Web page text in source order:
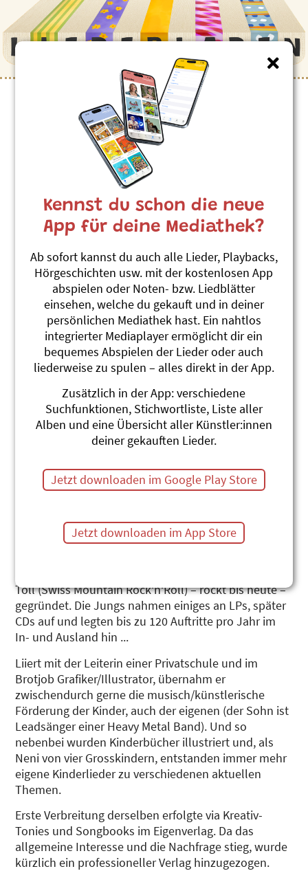
Roland Ambühl
Während sich seine Altersgenossen dem Frisieren
(*1951) das Geigenspiel bei. Dabei blieb es nicht:
Fiddle, Mandoline, Banjo, Gitarre, Blues-Harp,
weitere kamen hinzu. Mit diesem Fundus an
musikalischer Vielfalt wurden die Bands Skibbereen
Toll (Swiss Mountain Rock‘n‘Roll) – rockt bis heute –
gegründet. Die Jungs nahmen einiges an LPs, später
CDs auf und legten bis zu 120 Auftritte pro Jahr im
In- und Ausland hin ...
Liiert mit der Leiterin einer Privatschule und im
Brotjob Grafiker/Illustrator, übernahm er
zwischendurch gerne die musisch/künstlerische
Förderung der Kinder, auch der eigenen (der Sohn ist
Leadsänger einer Heavy Metal Band). Und so
nebenbei wurden Kinderbücher illustriert und, als
Neni von vier Grosskindern, entstanden immer mehr
eigene Kinderlieder zu verschiedenen aktuellen
Themen.
Erste Verbreitung derselben erfolgte via Kreativ-
Tonies und Songbooks im Eigenverlag. Da das
allgemeine Interesse und die Nachfrage stieg, wurde
kürzlich ein professioneller Verlag hinzugezogen.
Kennst du schon die neue
App für deine Mediathek?
Ab sofort kannst du auch alle Lieder, Playbacks,
Hörgeschichten usw. mit der kostenlosen App
abspielen oder Noten- bzw. Liedblätter
einsehen, welche du gekauft und in deiner
persönlichen Mediathek hast. Ein nahtlos
integrierter Mediaplayer ermöglicht dir ein
bequemes Abspielen der Lieder oder auch
liederweise zu spulen – alles direkt in der App.
Zusätzlich in der App: verschiedene
Suchfunktionen, Stichwortliste, Liste aller
Alben und eine Übersicht aller Künstler:innen
deiner gekauften Lieder.
Jetzt downloaden im Google Play Store
Jetzt downloaden im App Store